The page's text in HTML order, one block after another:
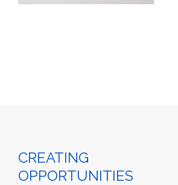
CREATING
OPPORTUNITIES